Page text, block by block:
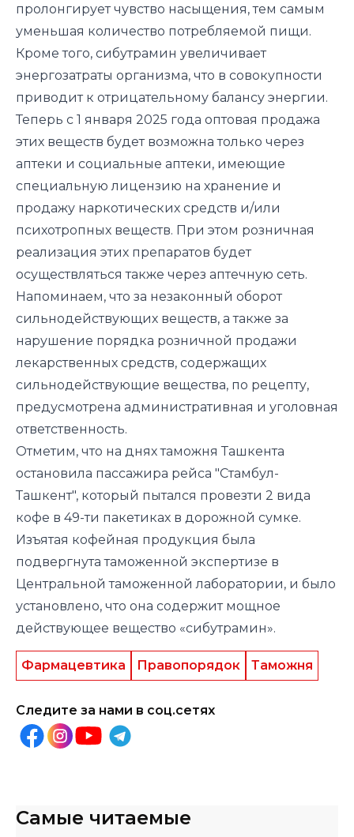
пролонгирует чувство насыщения, тем самым
уменьшая количество потребляемой пищи.
Кроме того, сибутрамин увеличивает
энергозатраты организма, что в совокупности
приводит к отрицательному балансу энергии.
Теперь с 1 января 2025 года оптовая продажа
этих веществ будет возможна только через
аптеки и социальные аптеки, имеющие
специальную лицензию на хранение и
продажу наркотических средств и/или
психотропных веществ. При этом розничная
реализация этих препаратов будет
осуществляться также через аптечную сеть.
Напоминаем, что за незаконный оборот
сильнодействующих веществ, а также за
нарушение порядка розничной продажи
лекарственных средств, содержащих
сильнодействующие вещества, по рецепту,
предусмотрена административная и уголовная
ответственность.
Отметим, что на днях таможня Ташкента
остановила пассажира рейса "Стамбул-
Ташкент", который пытался провезти 2 вида
кофе в 49-ти пакетиках в дорожной сумке.
Изъятая кофейная продукция была
подвергнута таможенной экспертизе в
Центральной таможенной лаборатории, и было
установлено, что она содержит мощное
действующее вещество «сибутрамин».
Фармацевтика Правопорядок Таможня
Следите за нами в соц.сетях
Самые читаемые